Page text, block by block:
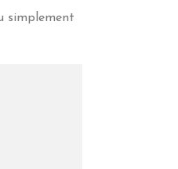
simplement